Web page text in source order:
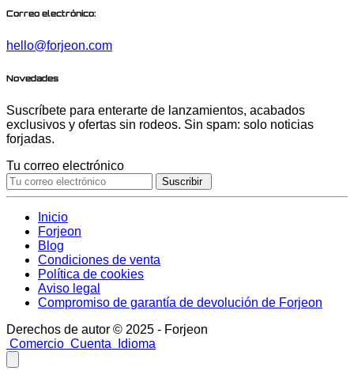
Correo electrónico:
hello@forjeon.com
Novedades
Suscríbete para enterarte de lanzamientos, acabados
exclusivos y ofertas sin rodeos. Sin spam: solo noticias
forjadas.
Tu correo electrónico
Suscribir
Inicio
Forjeon
Blog
Condiciones de venta
Política de cookies
Aviso legal
Compromiso de garantía de devolución de Forjeon
Derechos de autor © 2025 - Forjeon
Comercio Cuenta Idioma